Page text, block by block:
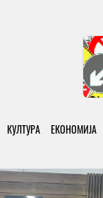
КУЛТУРА ЕКОНОМИЈА